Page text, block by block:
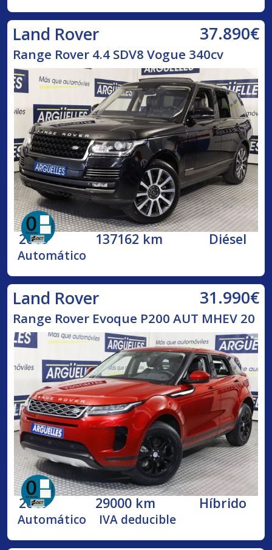
Land Rover 37.890€
Range Rover 4.4 SDV8 Vogue 340cv
2015 137162 km Diésel
Automático
Land Rover 31.990€
Range Rover Evoque P200 AUT MHEV 20
2019 29000 km Híbrido
Automático IVA deducible